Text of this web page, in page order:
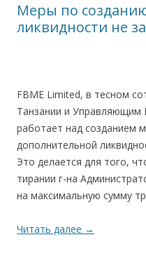
Меры по
ликвидности не
FBME Limited, в тесном
Танзании и Управляющим
работает над созданием
дополнительной
Это делается для того,
тирании г-на
на максимальную сумму
Читать далее →